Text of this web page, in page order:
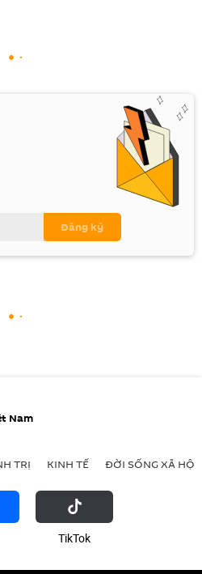
Nam
TRỊ KINH TẾ ĐỜI SỐNG XÃ HỘI
ТikТоk